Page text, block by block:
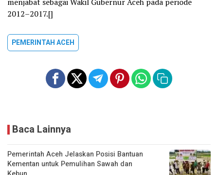
2012–2017.[]
PEMERINTAH ACEH
Baca Lainnya
Pemerintah Aceh Jelaskan Posisi Bantuan
Kementan untuk Pemulihan Sawah dan